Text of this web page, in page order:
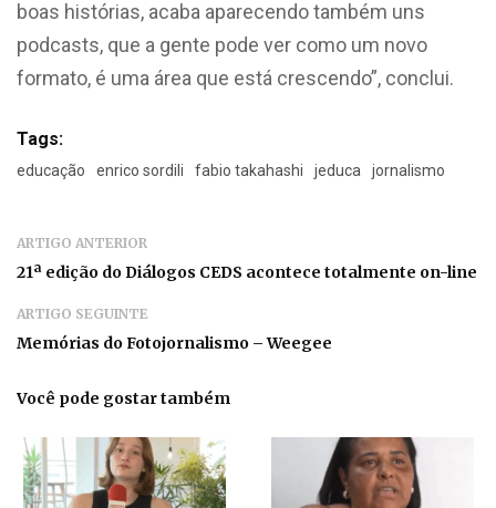
boas histórias, acaba aparecendo também uns
podcasts, que a gente pode ver como um novo
formato, é uma área que está crescendo”, conclui.
Tags:
educação enrico sordili fabio takahashi jeduca jornalismo
ARTIGO ANTERIOR
21ª edição do Diálogos CEDS acontece totalmente on-line
ARTIGO SEGUINTE
Memórias do Fotojornalismo – Weegee
Você pode gostar também